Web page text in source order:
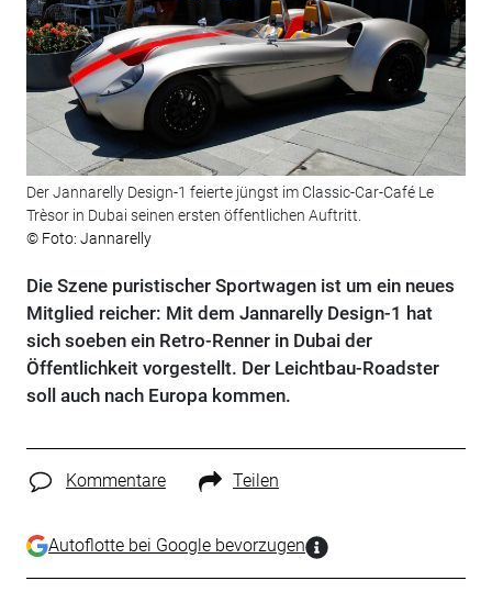
Der Jannarelly Design-1 feierte jüngst im Classic-Car-Café Le
Trèsor in Dubai seinen ersten öffentlichen Auftritt.
© Foto: Jannarelly
Die Szene puristischer Sportwagen ist um ein neues
Mitglied reicher: Mit dem Jannarelly Design-1 hat
sich soeben ein Retro-Renner in Dubai der
Öffentlichkeit vorgestellt. Der Leichtbau-Roadster
soll auch nach Europa kommen.
Kommentare Teilen
Autoflotte bei Google bevorzugen